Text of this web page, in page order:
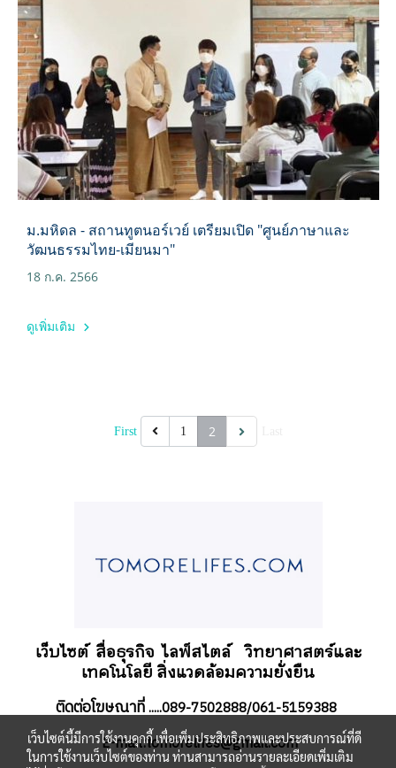
ม.มหิดล - สถานทูตนอร์เวย์ เตรียมเปิด "ศูนย์ภาษาและ
วัฒนธรรมไทย-เมียนมา"
18 ก.ค. 2566
ดูเพิ่มเติม
First 1 2
เว็บไซต์ สื่อธุรกิจไลฟ์สไตล์ วิทยาศาสตร์และ
เทคโนโลยี สิ่งแวดล้อมความยั่งยืน
ติดต่อโฆษณาที่.....089-7502888/061-5159388
E-mail:tomorelifes@gmail.com
เว็บไซต์นี้มีการใช้งานคุกกี้ เพื่อเพิ่มประสิทธิภาพและประสบการณ์ที่ดี
ในการใช้งานเว็บไซต์ของท่าน ท่านสามารถอ่านรายละเอียดเพิ่มเติม